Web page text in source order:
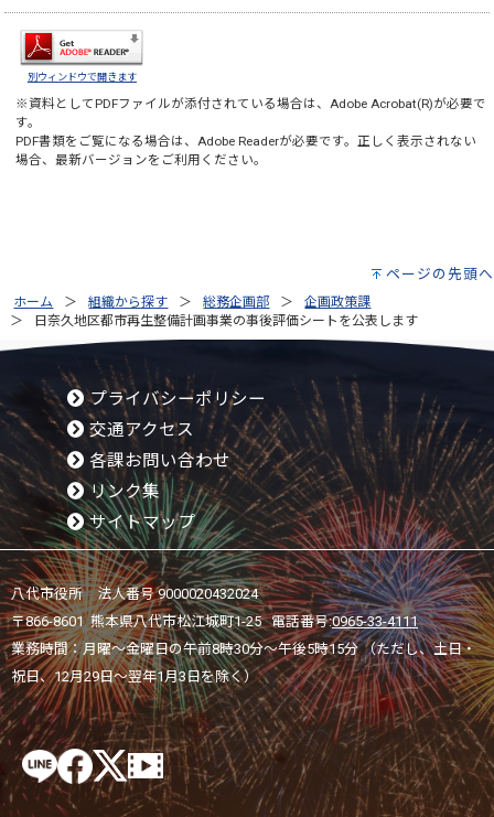
別ウィンドウで開きます
※資料としてPDFファイルが添付されている場合は、 Adobe Acrobat(R)が必要で
す。
PDF書類をご覧になる場合は、 Adobe Readerが必要です。正しく表示されない
場合、最新バージョンをご利用ください。
ページの先頭へ
ホーム 組織から探す 総務企画部
企画政策課
日奈久地区都市再生整備計画事業の事後評価シートを公表します
プライバシーポリシー
交通アクセス
各課お問い合わせ
リンク集
サイトマップ
八代市役所 法人番号 9000020432024
〒866-8601 熊本県八代市松江城町1-25 電話番号:0965-33-4111
業務時間：月曜～金曜日の午前8時30分～午後5時15分 （ただし、土日・
祝日、12月29日～翌年1月3日を除く）